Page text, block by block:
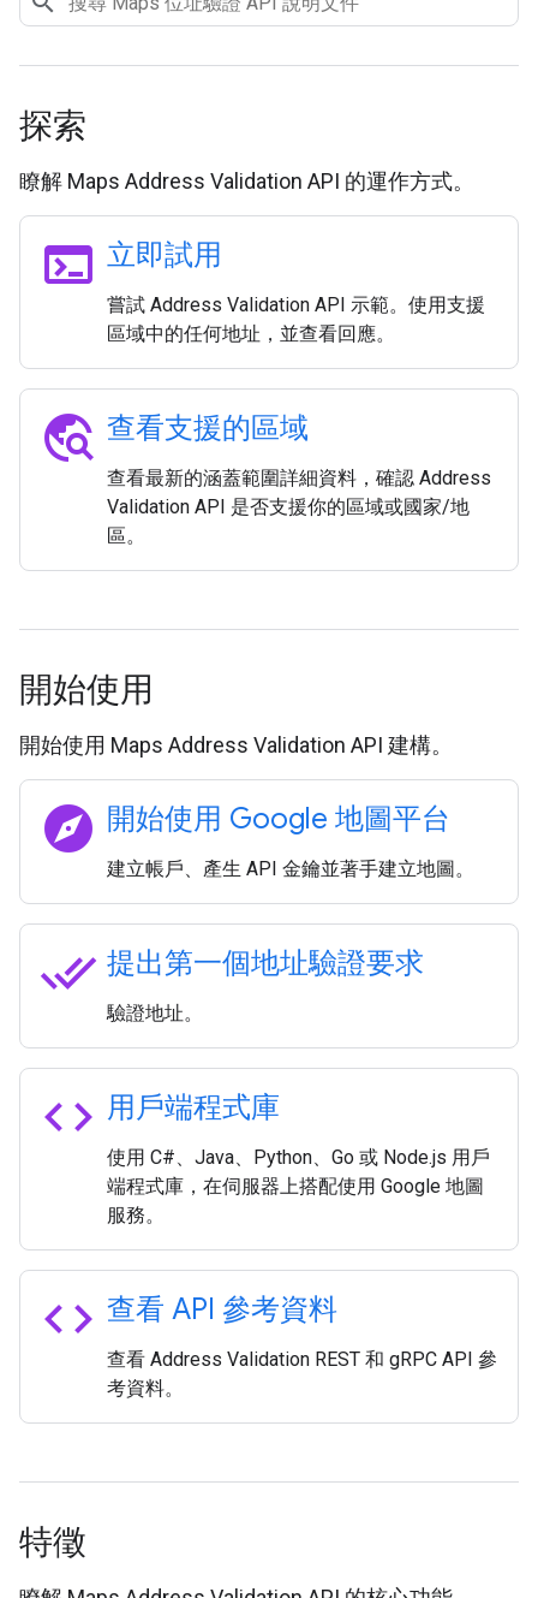
探索
瞭解 Maps Address Validation API 的運作方式。
terminal 立即試用
嘗試 Address Validation API 示範。使用支援
區域中的任何地址，並查看回應。
travel_explore 查看支援的區域
查看最新的涵蓋範圍詳細資料，確認 Address
Validation API 是否支援你的區域或國家/地
區。
開始使用
開始使用 Maps Address Validation API 建構。
explore 開始使用 Google 地圖平台
建立帳戶、產生 API 金鑰並著手建立地圖。
done_all 提出第一個地址驗證要求
驗證地址。
code 用戶端程式庫
使用 C#、Java、Python、Go 或 Node.js 用戶
端程式庫，在伺服器上搭配使用 Google 地圖
服務。
code 查看 API 參考資料
查看 Address Validation REST 和 gRPC API 參
考資料。
特徵